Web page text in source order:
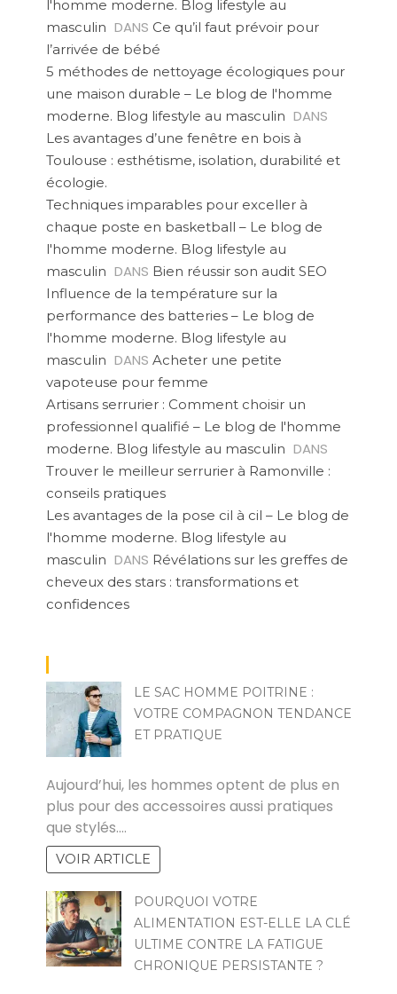
l'homme moderne. Blog lifestyle au
masculin DANS Ce qu’il faut prévoir pour
l’arrivée de bébé
5 méthodes de nettoyage écologiques pour
une maison durable – Le blog de l'homme
moderne. Blog lifestyle au masculin DANS
Les avantages d’une fenêtre en bois à
Toulouse : esthétisme, isolation, durabilité et
écologie.
Techniques imparables pour exceller à
chaque poste en basketball – Le blog de
l'homme moderne. Blog lifestyle au
masculin DANS Bien réussir son audit SEO
Influence de la température sur la
performance des batteries – Le blog de
l'homme moderne. Blog lifestyle au
masculin DANS Acheter une petite
vapoteuse pour femme
Artisans serrurier : Comment choisir un
professionnel qualifié – Le blog de l'homme
moderne. Blog lifestyle au masculin DANS
Trouver le meilleur serrurier à Ramonville :
conseils pratiques
Les avantages de la pose cil à cil – Le blog de
l'homme moderne. Blog lifestyle au
masculin DANS Révélations sur les greffes de
cheveux des stars : transformations et
confidences
LE SAC HOMME POITRINE :
VOTRE COMPAGNON TENDANCE
ET PRATIQUE
Aujourd’hui, les hommes optent de plus en
plus pour des accessoires aussi pratiques
que stylés.…
VOIR ARTICLE
POURQUOI VOTRE
ALIMENTATION EST-ELLE LA CLÉ
ULTIME CONTRE LA FATIGUE
CHRONIQUE PERSISTANTE ?